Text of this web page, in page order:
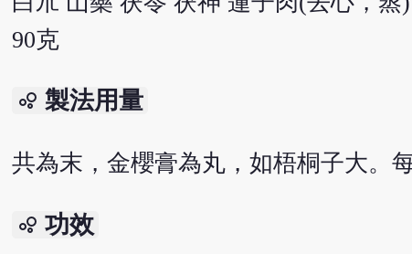
90克
bubble_chart 製法用量
共為末，金櫻膏為丸，如梧桐子大。
bubble_chart 功效